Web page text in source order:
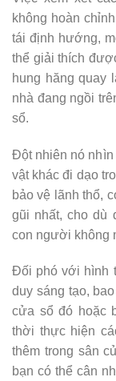
không hoàn
tái định hướng,
thể giải thích
hung hăng quay
nhà đang ngồi
sổ.
Đột nhiên nó nhìn
vật khác đi dạo
bảo vệ lãnh thổ,
gũi nhất, cho dù
con người không
Đối phó với hình
duy sáng tạo,
cửa sổ đó hoặc
thời thực hiện
thêm trong sân
bạn có thể cân